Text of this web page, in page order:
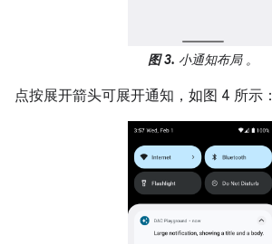
图 3. 小通知布局 。
点按展开箭头可展开通知，如图 4 所示：